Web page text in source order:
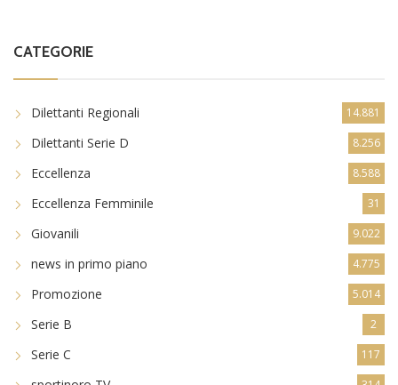
CATEGORIE
Dilettanti Regionali 14.881
Dilettanti Serie D 8.256
Eccellenza 8.588
Eccellenza Femminile 31
Giovanili 9.022
news in primo piano 4.775
Promozione 5.014
Serie B 2
Serie C 117